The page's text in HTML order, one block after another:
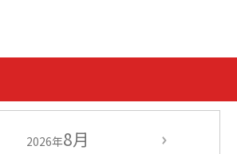
2026年8月